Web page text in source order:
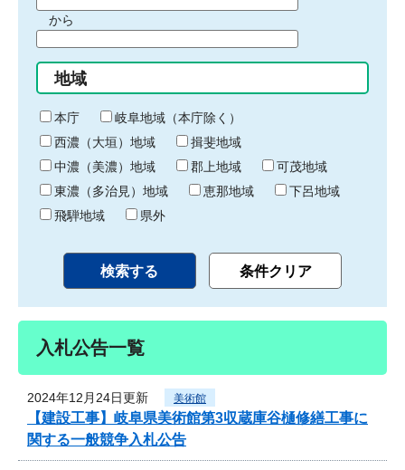
間
始
り
から
間
終
わ
り
地域
本庁
岐阜地域（本庁除く）
西濃（大垣）地域
揖斐地域
中濃（美濃）地域
郡上地域
可茂地域
東濃（多治見）地域
恵那地域
下呂地域
飛騨地域
県外
入札公告一覧
2024年12月24日更新 美術館
【建設工事】岐阜県美術館第3収蔵庫谷樋修繕工事に
関する一般競争入札公告